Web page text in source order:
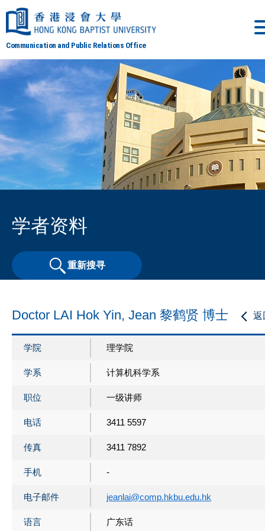
Communication and Public Relations Office
学者资料
重新搜寻
返
Doctor LAI Hok Yin, Jean 黎鹤贤 博士
学院 理学院
学系 计算机科学系
职位 一级讲师
电话 3411 5597
传真 3411 7892
手机 -
电子邮件 jeanlai@comp.hkbu.edu.hk
语言 广东话